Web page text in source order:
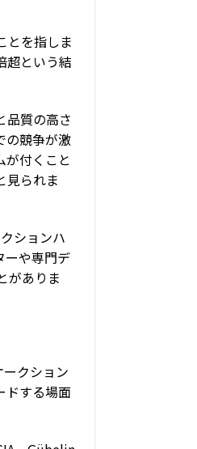
とを指しま
超という結
品質の高さ
の競争が激
付くこと
見られま
ションハ
ーや専門デ
がありま
クション
ドする場面